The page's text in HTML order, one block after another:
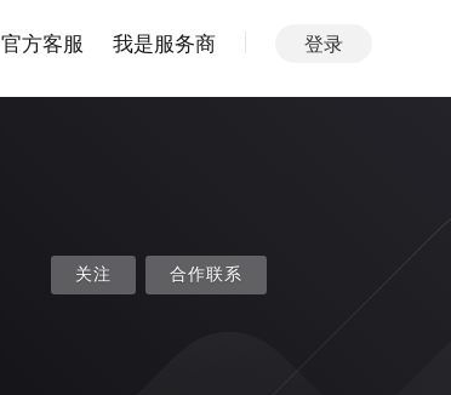
官方客服 我是服务商 登录
关注 合作联系